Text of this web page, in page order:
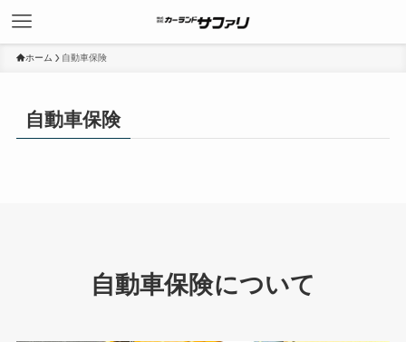
ホーム 自動車保険
自動車保険
自動車保険について